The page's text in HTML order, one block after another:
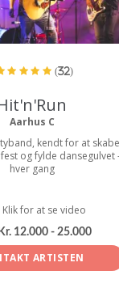
(32)
Aarhus C
kendt for at skabe
og fylde dansegulvet
hver gang
Klik for at se video
Kr. 12.000 - 25.000
ARTISTEN